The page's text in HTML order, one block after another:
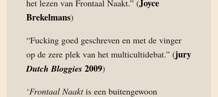
het lezen van Frontaal Naakt.” (Joyce
Brekelmans)
“Fucking goed geschreven en met de vinger
op de zere plek van het multicultidebat.” (jury
Dutch Bloggies 2009)
‘Frontaal Naaktis een buitengewoon